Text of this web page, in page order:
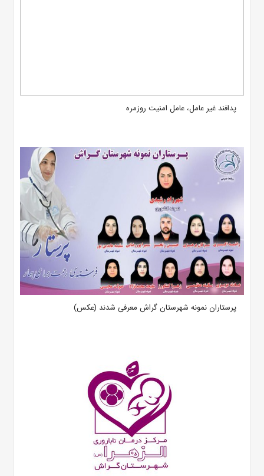
پدافند غیر عامل، عامل امنیت روزمره
پرستاران نمونه شهرستان گراش معرفی شدند (عکس)